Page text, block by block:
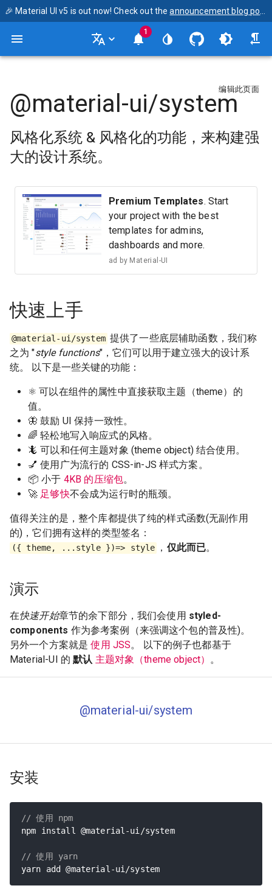
🎉 Material UI v5 is out now! Check out the announcement blog post
1
编辑此页面
@material-ui/system
风格化系统 & 风格化的功能，来构建强
大的设计系统。
Premium Templates. Start
your project with the best
templates for admins,
dashboards and more.
ad by Material-UI
快速上手
@material-ui/system 提供了一些底层辅助函数，我们称
之为 "style functions"，它们可以用于建立强大的设计系
统。 以下是一些关键的功能：
⚛️ 可以在组件的属性中直接获取主题（theme）的
值。
🦋 鼓励 UI 保持一致性。
🌈 轻松地写入响应式的风格。
🦎 可以和任何主题对象 (theme object) 结合使用。
💅 使用广为流行的 CSS-in-JS 样式方案。
📦 小于 4KB 的压缩包。
🚀 足够快不会成为运行时的瓶颈。
值得关注的是，整个库都提供了纯的样式函数(无副作用
的)，它们拥有这样的类型签名：
({ theme, ...style })=> style ， 仅此而已。
演示
在快速开始章节的余下部分，我们会使用 styled-
components 作为参考案例（来强调这个包的普及性)。
另外一个方案就是使用 JSS。 以下的例子也都基于
Material-UI 的默认 主题对象（theme object） 。
@material-ui/system
安装
// 使用 npm
npm install @material -ui /system
// 使用 yarn
yarn add @material -ui /system